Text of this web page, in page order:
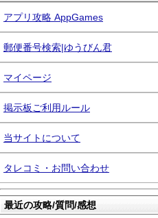
アプリ攻略 AppGames
郵便番号検索|ゆうびん君
マイページ
掲示板ご利用ルール
当サイトについて
タレコミ・お問い合わせ
最近の攻略/質問/感想